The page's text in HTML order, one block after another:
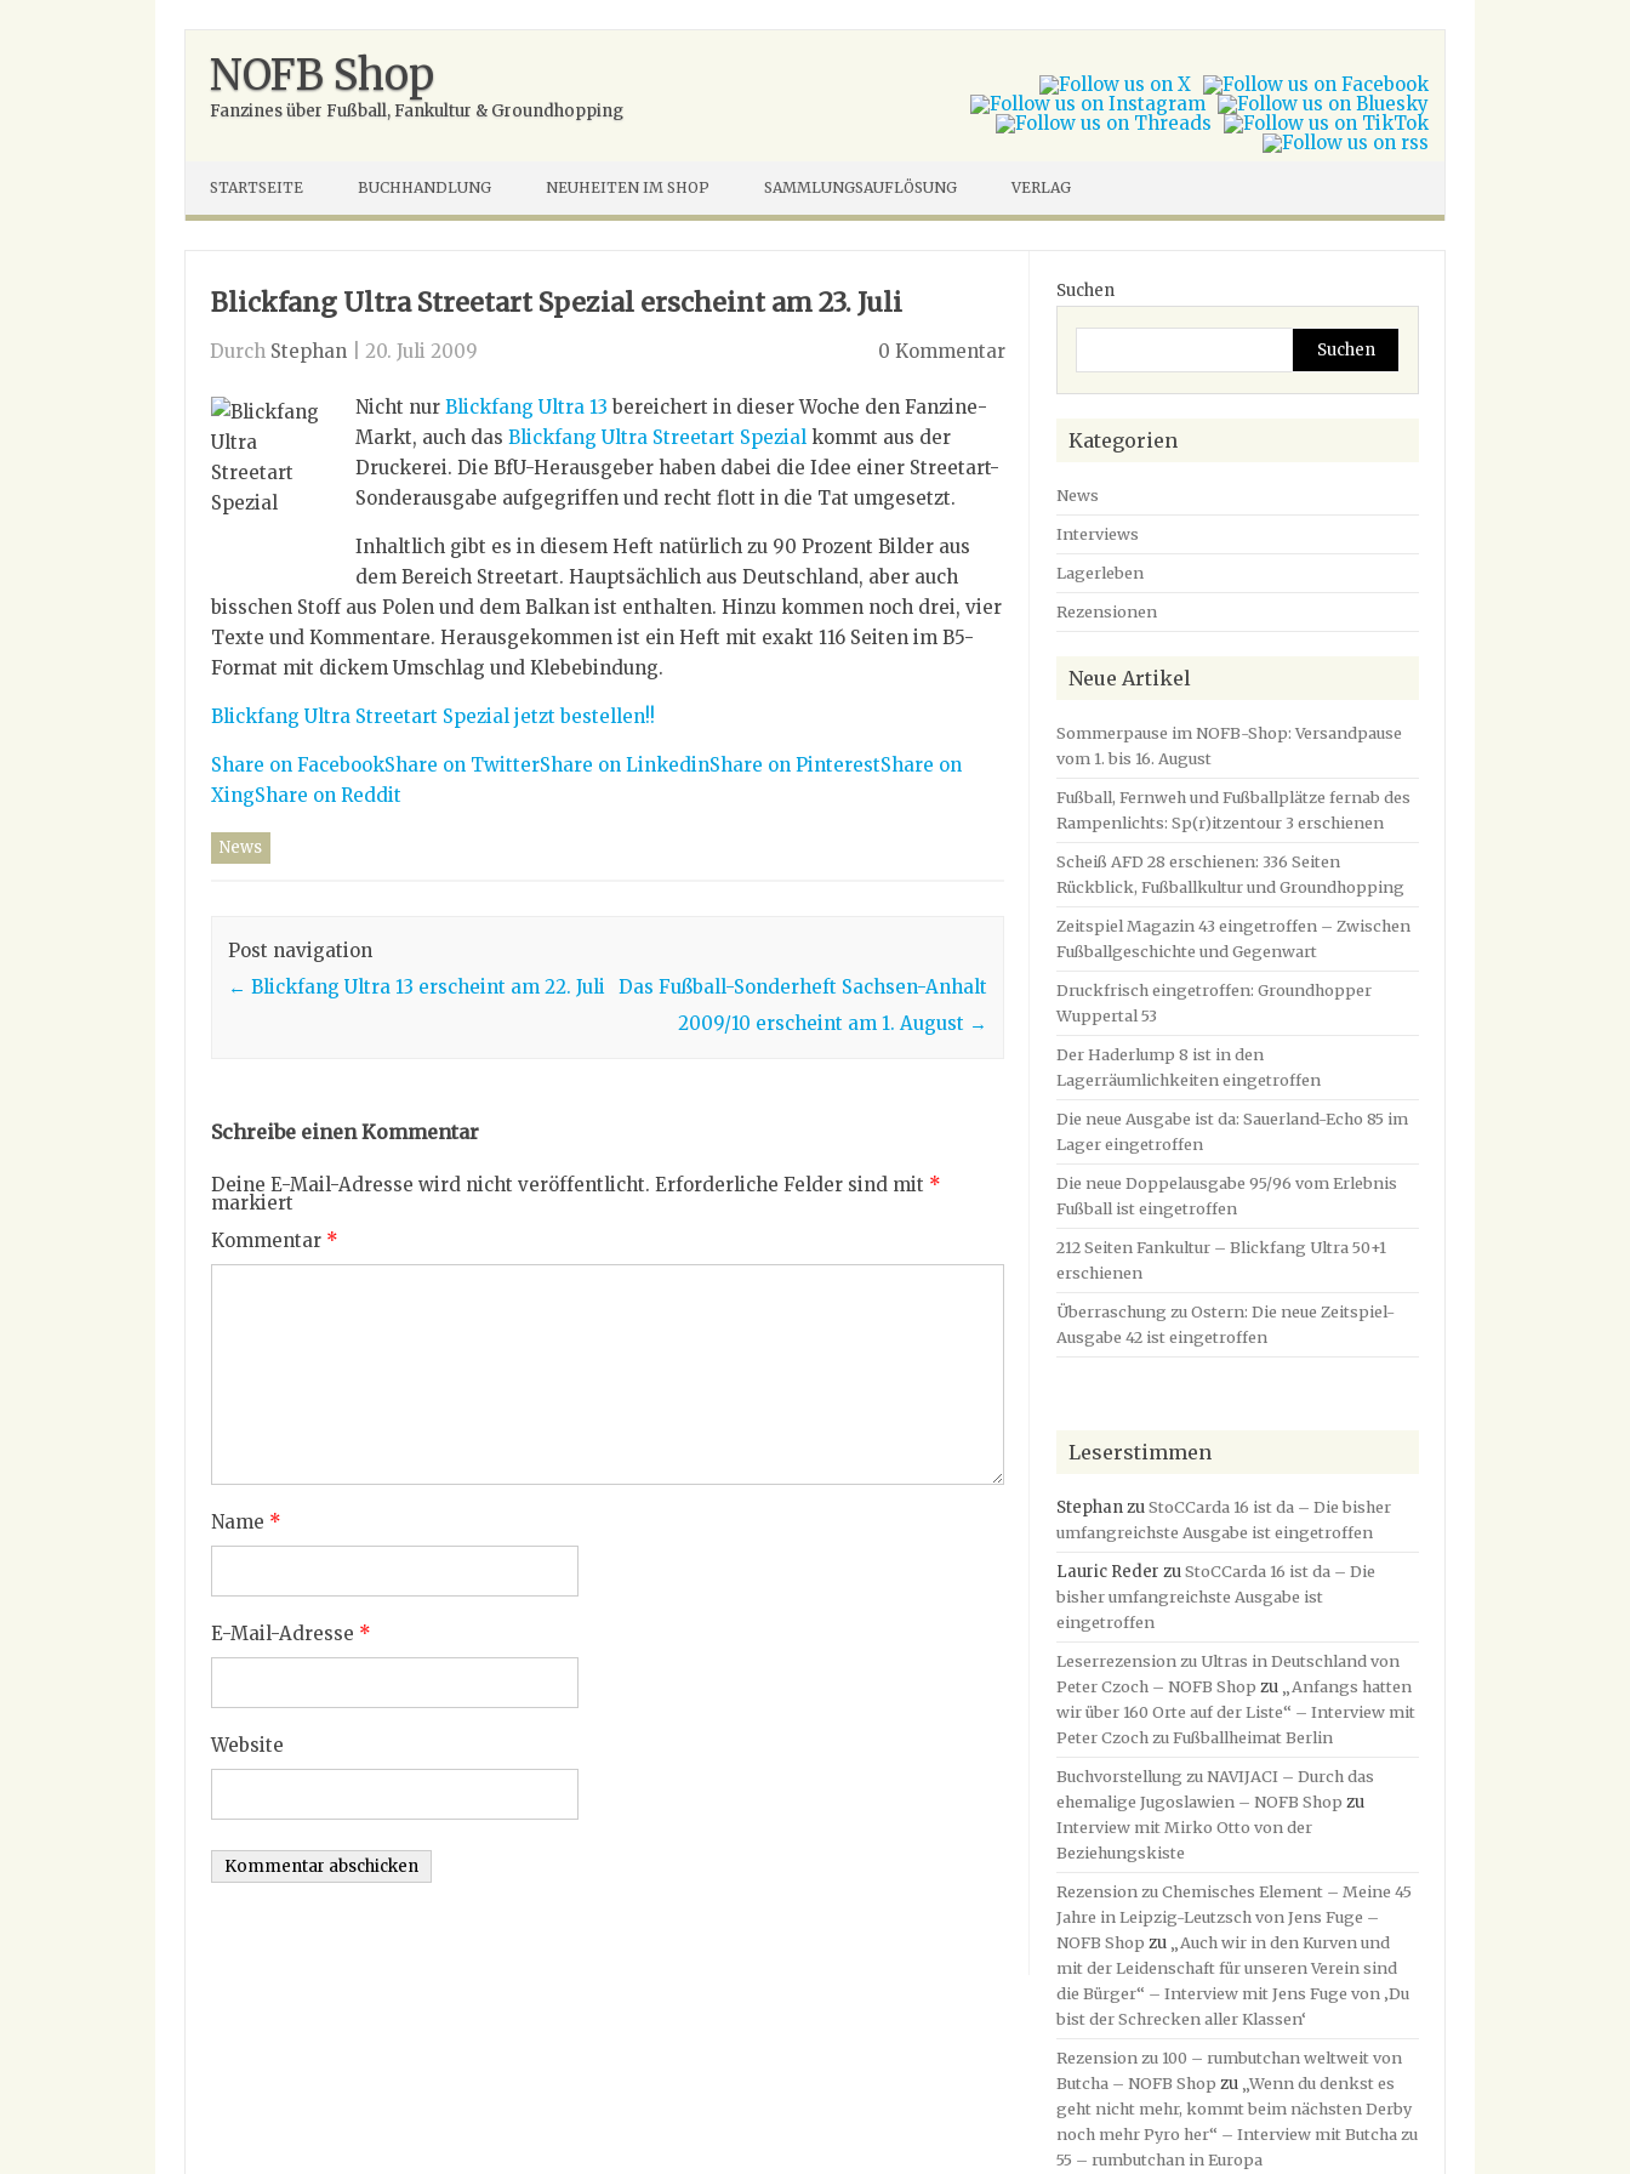
Inhalt
springen
NOFB Shop
Fanzines über Fußball, Fankultur & Groundhopping
STARTSEITE BUCHHANDLUNG NEUHEITEN IM SHOP SAMMLUNGSAUFLÖSUNG VERLAG
Blickfang Ultra Streetart Spezial erscheint am 23. Juli
Durch Stephan 20. Juli 2009 0 Kommentar
Nicht nur Blickfang Ultra 13 bereichert in dieser Woche den Fanzine-
Markt, auch das Blickfang Ultra Streetart Spezialkommt aus der
Druckerei. Die BfU-Herausgeber haben dabei die Idee einer Streetart-
Sonderausgabe aufgegriffen und recht flott in die Tat umgesetzt.
Inhaltlich gibt es in diesem Heft natürlich zu 90 Prozent Bilder aus
dem Bereich Streetart. Hauptsächlich aus Deutschland, aber auch
bisschen Stoff aus Polen und dem Balkan ist enthalten. Hinzu kommen noch drei, vier
Texte und Kommentare. Herausgekommen ist ein Heft mit exakt 116 Seiten im B5-
Format mit dickem Umschlag und Klebebindung.
Blickfang Ultra Streetart Spezial jetzt bestellen!!
Share on FacebookShare on TwitterShare on LinkedinShare on PinterestShare on
XingShare on Reddit
News
Post navigation
← Blickfang Ultra 13 erscheint am 22. Juli Das Fußball-Sonderheft Sachsen-Anhalt
2009/10 erscheint am 1. August →
Schreibe einen Kommentar
Deine E-Mail-Adresse wird nicht veröffentlicht. Erforderliche Felder sind mit *
markiert
Kommentar *
Name *
E-Mail-Adresse *
Website
Suchen
Suchen
Kategorien
News
Interviews
Lagerleben
Rezensionen
Neue Artikel
Sommerpause im NOFB-Shop: Versandpause
vom 1. bis 16. August
Fußball, Fernweh und Fußballplätze fernab des
Rampenlichts: Sp(r)itzentour 3 erschienen
Scheiß AFD 28 erschienen: 336 Seiten
Rückblick, Fußballkultur und Groundhopping
Zeitspiel Magazin 43 eingetroffen – Zwischen
Fußballgeschichte und Gegenwart
Druckfrisch eingetroffen: Groundhopper
Wuppertal 53
Der Haderlump 8 ist in den
Lagerräumlichkeiten eingetroffen
Die neue Ausgabe ist da: Sauerland-Echo 85 im
Lager eingetroffen
Die neue Doppelausgabe 95/96 vom Erlebnis
Fußball ist eingetroffen
212 Seiten Fankultur – Blickfang Ultra 50+1
erschienen
Überraschung zu Ostern: Die neue Zeitspiel-
Ausgabe 42 ist eingetroffen
Leserstimmen
StephanzuStoCCarda 16 ist da – Die bisher
umfangreichste Ausgabe ist eingetroffen
Lauric Reder zuStoCCarda 16 ist da – Die
bisher umfangreichste Ausgabe ist
eingetroffen
Leserrezension zu Ultras in Deutschland von
Peter Czoch – NOFB Shop zu
„Anfangs hatten
wir über 160 Orte auf der Liste“ – Interview mit
Peter Czoch zu Fußballheimat Berlin
Buchvorstellung zu NAVIJACI – Durch das
ehemalige Jugoslawien – NOFB Shop zu
Interview mit Mirko Otto von der
Beziehungskiste
Rezension zu Chemisches Element – Meine 45
Jahre in Leipzig-Leutzsch von Jens Fuge –
NOFB Shop zu
„Auch wir in den Kurven und
mit der Leidenschaft für unseren Verein sind
die Bürger“ – Interview mit Jens Fuge von ‚Du
bist der Schrecken aller Klassen‘
Rezension zu 100 – rumbutchan weltweit von
Butcha – NOFB Shop zu „Wenn du denkst es
geht nicht mehr, kommt beim nächsten Derby
noch mehr Pyro her“ – Interview mit Butcha zu
55 – rumbutchan in Europa